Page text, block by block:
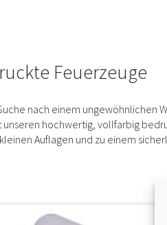
Feuerzeuge
nach einem ungewöhnlichen
unseren hochwertig, vollfarbig
Auflagen und zu einem